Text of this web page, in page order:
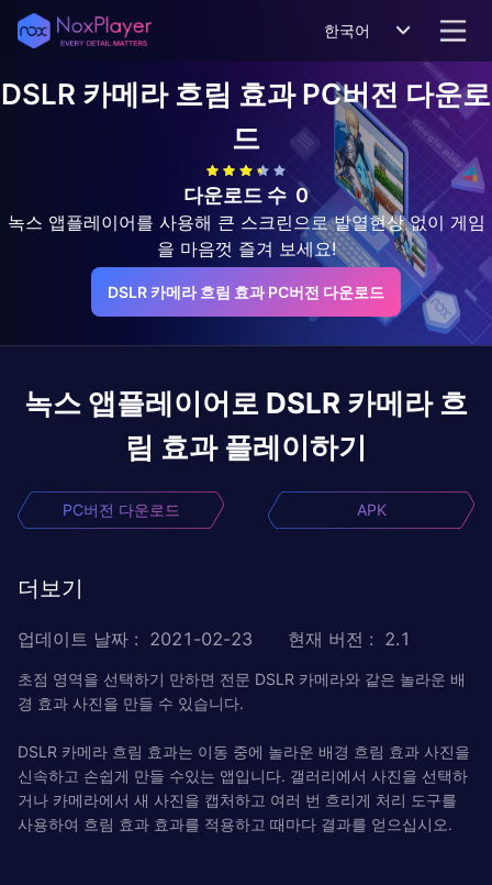
한국어
DSLR 카메라 흐림 효과PC버전 다운로
드
다운로드 수 0
녹스 앱플레이어를 사용해 큰 스크린으로 발열현상 없이 게임
을 마음껏 즐겨 보세요!
DSLR 카메라 흐림 효과 PC버전 다운로드
녹스 앱플레이어로 DSLR 카메라 흐
림 효과 플레이하기
PC버전 다운로드 APK
더보기
업데이트 날짜 : 2021-02-23 현재 버전 : 2.1
초점 영역을 선택하기 만하면 전문 DSLR 카메라와 같은 놀라운 배
경 효과 사진을 만들 수 있습니다.
DSLR 카메라 흐림 효과는 이동 중에 놀라운 배경 흐림 효과 사진을
신속하고 손쉽게 만들 수있는 앱입니다. 갤러리에서 사진을 선택하
거나 카메라에서 새 사진을 캡처하고 여러 번 흐리게 처리 도구를
사용하여 흐림 효과 효과를 적용하고 때마다 결과를 얻으십시오.